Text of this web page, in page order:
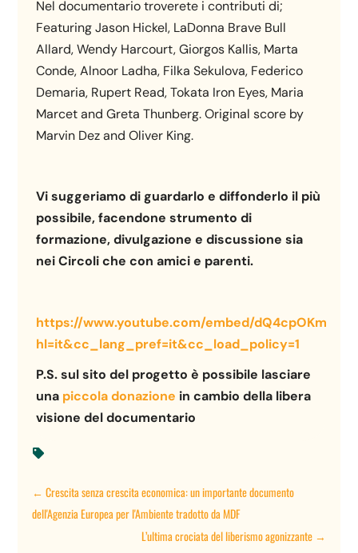
Nel documentario troverete i contributi di;
Featuring Jason Hickel, LaDonna Brave Bull
Allard, Wendy Harcourt, Giorgos Kallis, Marta
Conde, Alnoor Ladha, Filka Sekulova, Federico
Demaria, Rupert Read, Tokata Iron Eyes, Maria
Marcet and Greta Thunberg. Original score by
Marvin Dez and Oliver King.
Vi suggeriamo di guardarlo e diffonderlo il più
possibile, facendone strumento di
formazione, divulgazione e discussione sia
nei Circoli che con amici e parenti.
https://www.youtube.com/embed/dQ4cpOKmde8?
hl=it&cc_lang_pref=it&cc_load_policy=1
P.S. sul sito del progetto è possibile lasciare
una piccola donazione in cambio della libera
visione del documentario

←Crescita senza crescita economica: un importante documento
dell'Agenzia Europea per l'Ambiente tradotto da MDF
L’ultima crociata del liberismo agonizzante→